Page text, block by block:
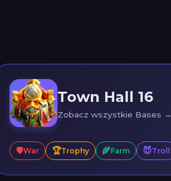
Town Hall 16
Zobacz wszystkie Bases →
🛡️War 🏆Trophy 🌾Farm 😈Troll